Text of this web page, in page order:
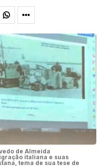
de Almeida
italiana e suas
tema de sua tese de